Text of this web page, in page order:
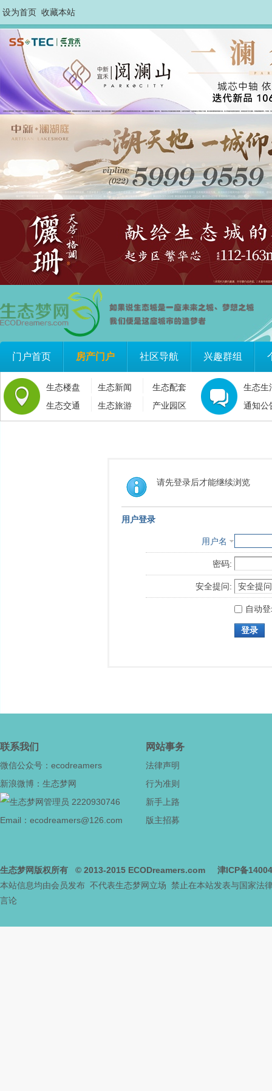
设为首页 收藏本站
门户首页 房产门户 社区导航 兴趣群组
生态楼盘 生态新闻
生态配套
生态交通
生态旅游 产业园区
生态生
通知公
请先登录后才能继续浏览
用户登录
用户名
密码:
安全提问:
自动
登录
联系我们
微信公众号：ecodreamers
新浪微博：生态梦网
2220930746
Email：ecodreamers@126.com
网站事务
法律声明
行为准则
新手上路
版主招募
生态梦网版权所有 © 2013-2015 ECODreamers.com
津ICP备
本站信息均由会员发布 不代表生态梦网立场 禁止在本站发表与国家法
言论